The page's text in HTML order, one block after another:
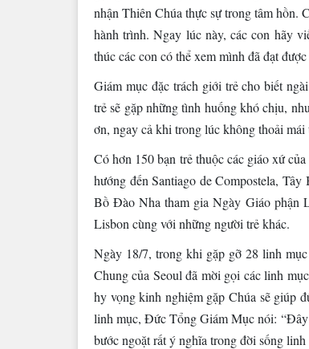
nhận Thiên Chúa thực sự trong tâm hồn.
hành trình. Ngay lúc này, các con hãy
thúc các con có thể xem mình đã đạt
Giám mục đặc trách giới trẻ cho biết
trẻ sẽ gặp những tình huống khó chịu,
ơn, ngay cả khi trong lúc không thoải
Có hơn 150 bạn trẻ thuộc các giáo xứ
hướng đến Santiago de Compostela,
Bồ Đào Nha tham gia Ngày Giáo phận
Lisbon cùng với những người trẻ khác.
Ngày 18/7, trong khi gặp gỡ 28 linh
Chung của Seoul đã mời gọi các linh
hy vọng kinh nghiệm gặp Chúa sẽ giúp
linh mục, Đức Tổng Giám Mục nói: “Đây
bước ngoặt rất ý nghĩa trong đời sống linh